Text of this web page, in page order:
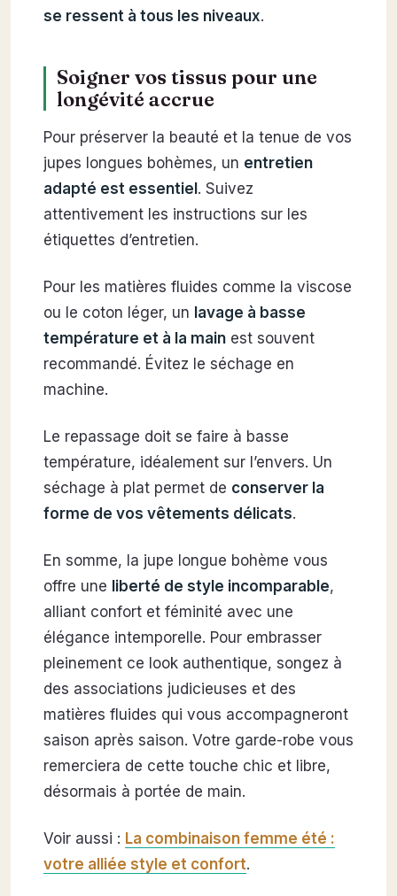
se ressent à tous les niveaux.
Soigner vos tissus pour une
longévité accrue
Pour préserver la beauté et la tenue de vos
jupes longues bohèmes, un entretien
adapté est essentiel. Suivez
attentivement les instructions sur les
étiquettes d’entretien.
Pour les matières fluides comme la viscose
ou le coton léger, un lavage à basse
température et à la mainest souvent
recommandé. Évitez le séchage en
machine.
Le repassage doit se faire à basse
température, idéalement sur l’envers. Un
séchage à plat permet de conserver la
forme de vos vêtements délicats.
En somme, la jupe longue bohème vous
offre une liberté de style incomparable,
alliant confort et féminité avec une
élégance intemporelle. Pour embrasser
pleinement ce look authentique, songez à
des associations judicieuses et des
matières fluides qui vous accompagneront
saison après saison. Votre garde-robe vous
remerciera de cette touche chic et libre,
désormais à portée de main.
Voir aussi : La combinaison femme été :
votre alliée style et confort.